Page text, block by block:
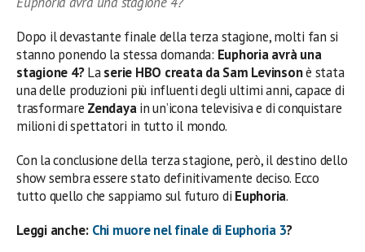
Dopo il devastante finale della terza stagione, molti fan si
stanno ponendo la stessa domanda: Euphoria avrà una
stagione 4?Laserie HBO creata da Sam Levinsonè stata
una delle produzioni più influenti degli ultimi anni, capace di
trasformare Zendayain un’icona televisiva e di conquistare
milioni di spettatori in tutto il mondo.
Con la conclusione della terza stagione, però, il destino dello
show sembra essere stato definitivamente deciso. Ecco
tutto quello che sappiamo sul futuro di Euphoria.
Leggi anche: Chi muore nel finale di Euphoria 3?